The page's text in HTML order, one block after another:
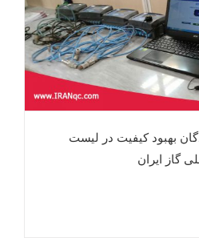
بهبود کیفیت در لیست
گاز ایران